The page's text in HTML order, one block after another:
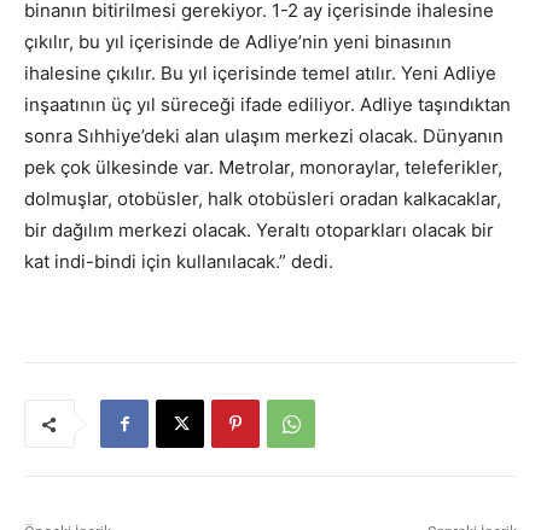
binanın bitirilmesi gerekiyor. 1-2 ay içerisinde ihalesine
çıkılır, bu yıl içerisinde de Adliye’nin yeni binasının
ihalesine çıkılır. Bu yıl içerisinde temel atılır. Yeni Adliye
inşaatının üç yıl süreceği ifade ediliyor. Adliye taşındıktan
sonra Sıhhiye’deki alan ulaşım merkezi olacak. Dünyanın
pek çok ülkesinde var. Metrolar, monoraylar, teleferikler,
dolmuşlar, otobüsler, halk otobüsleri oradan kalkacaklar,
bir dağılım merkezi olacak. Yeraltı otoparkları olacak bir
kat indi-bindi için kullanılacak.” dedi.